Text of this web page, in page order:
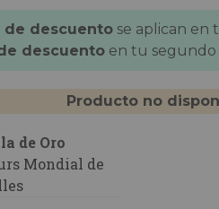
de descuento se aplican en
descuento en tu segundo
Producto no
de Oro
Mondial de